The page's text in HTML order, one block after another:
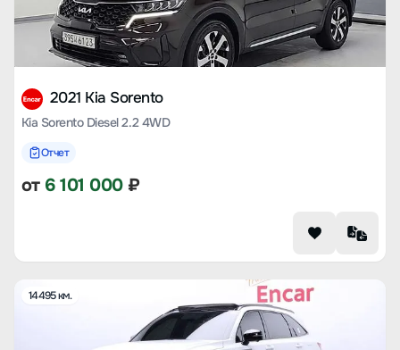
2021 Kia Sorento
Kia Sorento Diesel 2.2 4WD
Отчет
от 6 101 000₽
14495 км.